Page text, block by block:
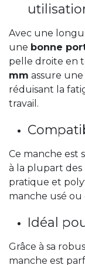
Avec une
une bonne
pelle droite en
mm assure
réduisant la
travail.
Ce manche est
à la plupart
pratique et
manche usé ou
Idéal
Grâce à sa
manche est